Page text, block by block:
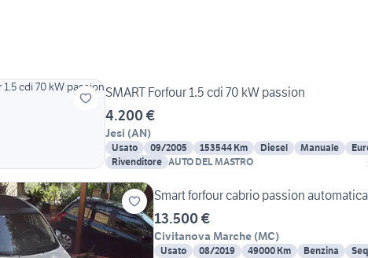
SMART Forfour 1.5 cdi 70 kW passion
4.200 €
Jesi (AN)
Usato 09/2005 153544 Km Diesel Manuale
Rivenditore AUTO DEL MASTRO
Smart forfour cabrio passion automatica
13.500 €
Civitanova Marche (MC)
Usato 08/2019 49000 Km Benzina